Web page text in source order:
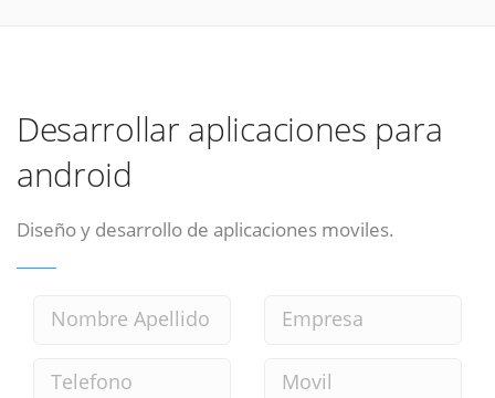
Desarrollar aplicaciones para
android
Diseño y desarrollo de aplicaciones moviles.